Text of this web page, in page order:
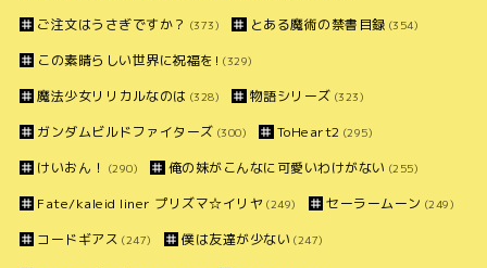
ご注文はうさぎですか？ (373) とある魔術の禁書目録 (354)
この素晴らしい世界に祝福を! (329)
魔法少女リリカルなのは (328) 物語シリーズ (323)
ガンダムビルドファイターズ (300) ToHeart2 (295)
けいおん！ (290) 俺の妹がこんなに可愛いわけがない (255)
Fate/kaleid liner プリズマ☆イリヤ (249) セーラームーン (249)
コードギアス (247) 僕は友達が少ない (247)